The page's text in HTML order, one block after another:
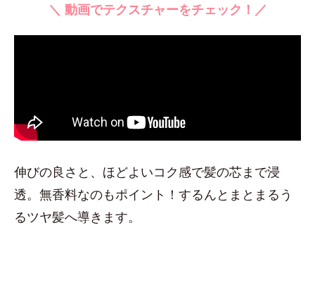
＼ 動画でテクスチャーをチェック！／
伸びの良さと、ほどよいコク感で髪の芯まで浸
透。無香料なのもポイント！するんとまとまるう
るツヤ髪へ導きます。